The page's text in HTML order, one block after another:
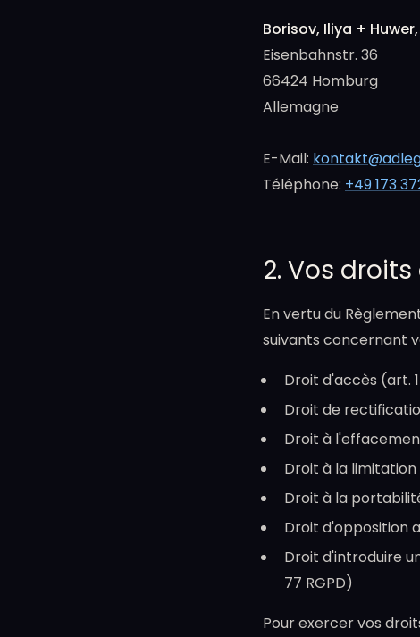
Borisov, Iliya +
Eisenbahnstr. 36
66424 Homburg
Allemagne
E-Mail:
Téléphone: +49 173
2. Vos
En vertu du
suivants concernant
Droit d'accès (art.
Droit de
Droit à
Droit à la
Droit à la
Droit d'opposition
Droit d'introduire
77 RGPD)
Pour exercer vos